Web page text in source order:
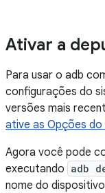
Ativar a
Para usar o adb
configurações do
versões mais
ative as Opções
Agora você pode
executando adb
nome do